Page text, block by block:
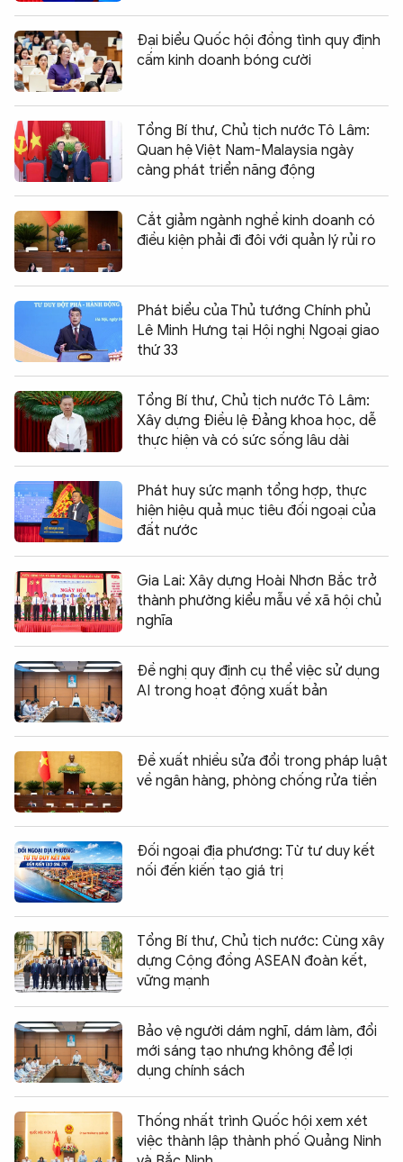
Đại biểu Quốc hội đồng tình quy định
cấm kinh doanh bóng cười
Tổng Bí thư, Chủ tịch nước Tô Lâm:
Quan hệ Việt Nam-Malaysia ngày
càng phát triển năng động
Cắt giảm ngành nghề kinh doanh có
điều kiện phải đi đôi với quản lý rủi ro
Phát biểu của Thủ tướng Chính phủ
Lê Minh Hưng tại Hội nghị Ngoại giao
thứ 33
Tổng Bí thư, Chủ tịch nước Tô Lâm:
Xây dựng Điều lệ Đảng khoa học, dễ
thực hiện và có sức sống lâu dài
Phát huy sức mạnh tổng hợp, thực
hiện hiệu quả mục tiêu đối ngoại của
đất nước
Gia Lai: Xây dựng Hoài Nhơn Bắc trở
thành phường kiểu mẫu về xã hội chủ
nghĩa
Đề nghị quy định cụ thể việc sử dụng
AI trong hoạt động xuất bản
Đề xuất nhiều sửa đổi trong pháp luật
về ngân hàng, phòng chống rửa tiền
Đối ngoại địa phương: Từ tư duy kết
nối đến kiến tạo giá trị
Tổng Bí thư, Chủ tịch nước: Cùng xây
dựng Cộng đồng ASEAN đoàn kết,
vững mạnh
Bảo vệ người dám nghĩ, dám làm, đổi
mới sáng tạo nhưng không để lợi
dụng chính sách
Thống nhất trình Quốc hội xem xét
việc thành lập thành phố Quảng Ninh